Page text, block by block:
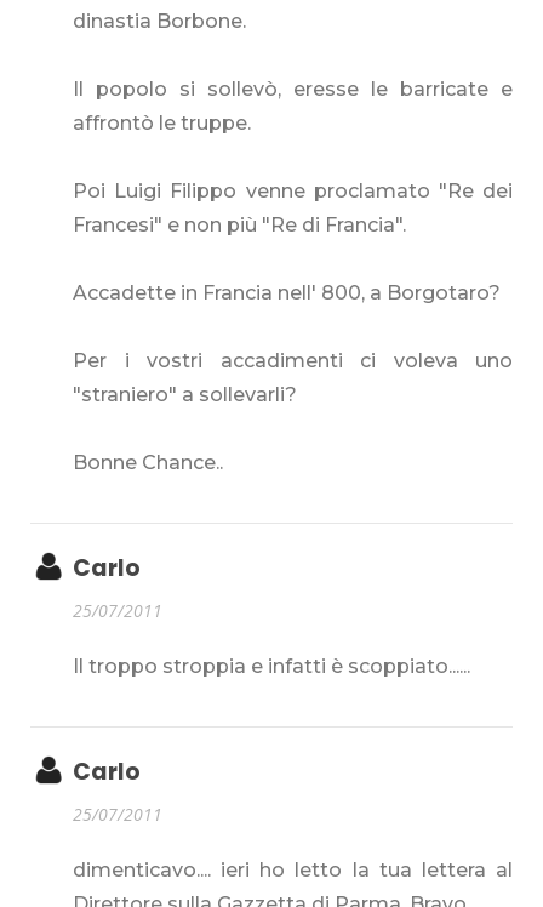
dinastia Borbone.
Il popolo si sollevò, eresse le barricate e
affrontò le truppe.
Poi Luigi Filippo venne proclamato "Re dei
Francesi" e non più "Re di Francia".
Accadette in Francia nell' 800, a Borgotaro?
Per i vostri accadimenti ci voleva uno
"straniero" a sollevarli?
Bonne Chance..
Carlo
25/07/2011
Il troppo stroppia e infatti è scoppiato......
Carlo
25/07/2011
dimenticavo.... ieri ho letto la tua lettera al